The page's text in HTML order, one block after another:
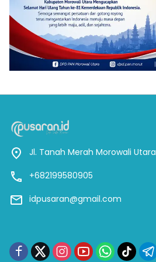
Jl. Tanah Merah Morowali Utara
+682199580905
idpusaran@gmail.com